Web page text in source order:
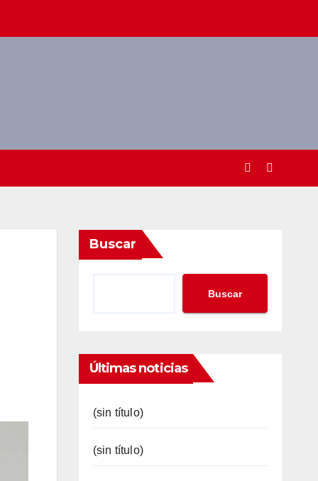
Buscar
Buscar
Últimas noticias
(sin título)
(sin título)